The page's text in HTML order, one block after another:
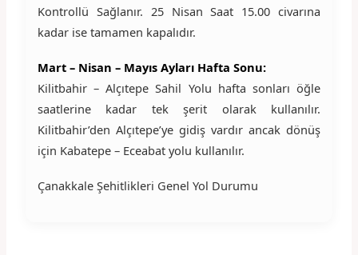
Kontrollü Sağlanır. 25 Nisan Saat 15.00 civarına
kadar ise tamamen kapalıdır.
Mart – Nisan – Mayıs Ayları Hafta Sonu:
Kilitbahir – Alçıtepe Sahil Yolu hafta sonları öğle
saatlerine kadar tek şerit olarak kullanılır.
Kilitbahir’den Alçıtepe’ye gidiş vardır ancak dönüş
için Kabatepe – Eceabat yolu kullanılır.
Çanakkale Şehitlikleri Genel Yol Durumu